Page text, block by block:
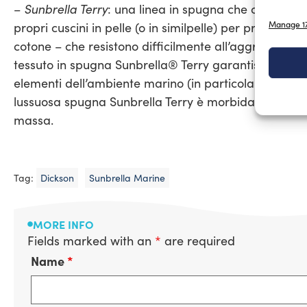
Manage
– Sunbrella Terry: una linea in spugna che
propri cuscini in pelle (o in similpelle) per
cotone – che resistono difficilmente
tessuto in spugna Sunbrella® Terry garantisce
elementi dell’ambiente marino (in particolare il
lussuosa spugna Sunbrella Terry è morbida,
massa.
Tag: Dickson Sunbrella Marine
MORE INFO
Fields marked with an * are required
Name *